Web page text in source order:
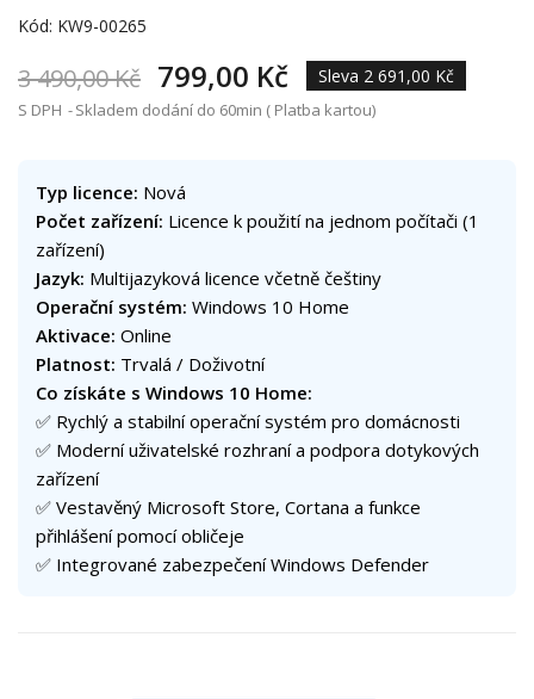
Kód: KW9-00265
3 490,00 Kč 799,00 Kč Sleva 2 691,00 Kč
S DPH Skladem dodání do 60min ( Platba kartou)
Typ licence: Nová
Počet zařízení: Licence k použití na jednom počítači (1
zařízení)
Jazyk: Multijazyková licence včetně češtiny
Operační systém: Windows 10 Home
Aktivace: Online
Platnost: Trvalá / Doživotní
Co získáte s Windows 10 Home:
✅ Rychlý a stabilní operační systém pro domácnosti
✅ Moderní uživatelské rozhraní a podpora dotykových
zařízení
✅ Vestavěný Microsoft Store, Cortana a funkce
přihlášení pomocí obličeje
✅ Integrované zabezpečení Windows Defender